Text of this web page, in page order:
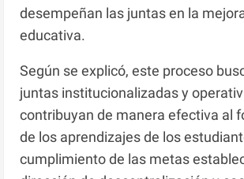
desempeñan las juntas en la
educativa.
Según se explicó, este proceso
juntas institucionalizadas y
contribuyan de manera efectiva al
de los aprendizajes de los
cumplimiento de las metas